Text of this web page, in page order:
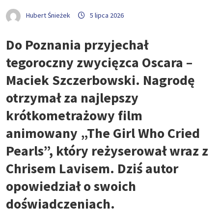
Hubert Śnieżek 5 lipca 2026
Do Poznania przyjechał
tegoroczny zwycięzca Oscara –
Maciek Szczerbowski. Nagrodę
otrzymał za najlepszy
krótkometrażowy film
animowany „The Girl Who Cried
Pearls”, który reżyserował wraz z
Chrisem Lavisem. Dziś autor
opowiedział o swoich
doświadczeniach.